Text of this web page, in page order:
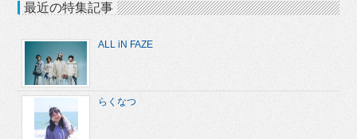
最近の特集記事
ALL iN FAZE
らくなつ